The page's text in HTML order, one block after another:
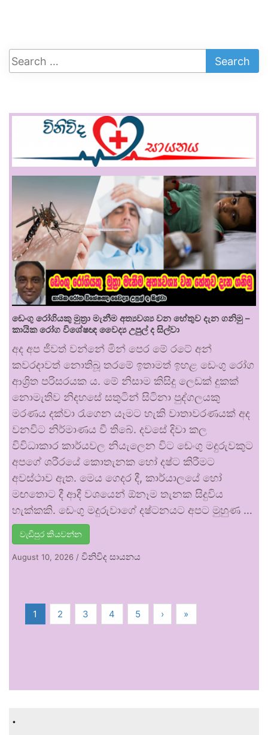
ඩෙංගු රෝගියකු ⁣මුත්‍රා මැනීම අත්‍යවශ්‍ය වන හේතුව දැන ගනිමු –
කායික රෝග විශේෂඥ වෛද්‍ය උපුල් ද සිල්වා
අද අප ජීවත් වන්නේ මින් පෙර මේ රටේ අන්
කවරදාවත් නොතිබූ තරමේ ඉතාමත් ඉහළ ඩෙංගු රෝග
ආශ්‍රිත පරිසරයක ය. මේ නිසාම කිසිදු ලෙඩක් දුකක්
නොමැතිව නිදහසේ සතුටින් සිටිනා පුද්ගලයකු
මරණය දක්වා රැගෙන යෑමට හැකි වාතාවරණයක් අද
වනවිට නිර්මාණය වී තිබේ. දවසේ දිවා කල
විවිධාකාර කාර්යවල නියැලෙන විට ඩෙංගු මදුරුවකුට
අපගේ ශරීරයේ කොතැනක හෝ දෂ්ට කිරීමට
අවස්ථාව ඇත. මෙය ගෙදර දී, කාර්යාලයේ හෝ
මඟතොට දී ආදී වශයෙන් ඕනෑම තැනක සිදුවිය
හැක්කකි. ඩෙංගු මදුරුවාගේ දෂ්ටනයට අපට මුහුණ …
වැඩිපුර කියවන්න
August 10, 2026 / විනිවිද සායනය
1 2 3 4 5 › »
.